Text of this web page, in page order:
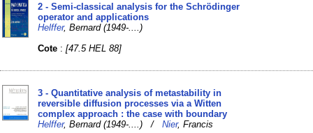
2 - Semi-classical analysis for the Schrödinger
operator and applications
Helffer, Bernard (1949-....)
Cote :[47.5 HEL 88]
3 - Quantitative analysis of metastability in
reversible diffusion processes via a Witten
complex approach : the case with boundary
Helffer, Bernard (1949-....) /Nier, Francis